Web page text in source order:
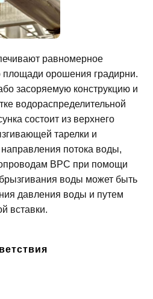
равномерное
орошения градирни.
засоряемую конструкцию и
водораспределительной
состоит из верхнего
тарелки и
направления потока воды,
ВРС при помощи
воды может быть
давления воды и путем
вставки.